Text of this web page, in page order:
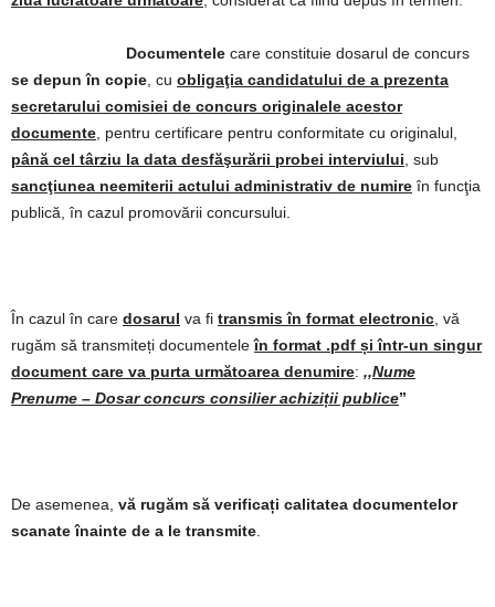
Documentele care constituie dosarul de concurs
se depun în copie , cu obligaţia candidatului de a prezenta
secretarului comisiei de concurs originalele acestor
documente pentru certificare pentru conformitate cu originalul,
până cel târziu la data desfăşurării probei interviului , sub
sancţiunea neemiterii actului administrativ de numire în funcţia
publică, în cazul promovării concursului.
În cazul în care dosarul va fi transmis în format electronic , vă
rugăm să transmiteți documenteleîn format .pdf și într-un singur
document care va purta următoarea denumire: ,,Nume
Prenume – Dosar concurs consilier achiziții publice”
De asemenea, vă rugăm să verificați calitatea documentelor
scanate înainte de a le transmite